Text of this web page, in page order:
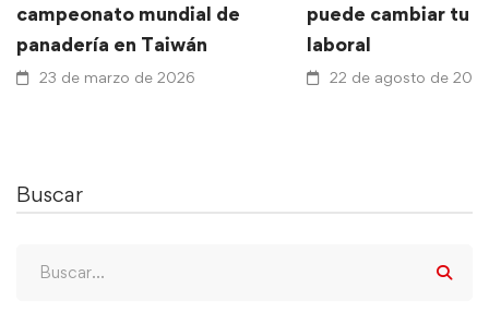
campeonato mundial de
panadería en Taiwán
23 de marzo de 2026
puede cambiar tu
laboral
22 de agosto de
Buscar